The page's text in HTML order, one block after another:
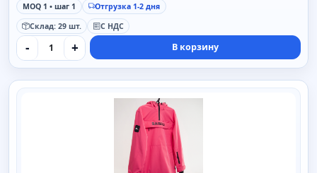
MOQ 1 • шаг 1
Отгрузка 1-2 дня
Склад: 29 шт.
С НДС
- + В корзину
SAIMAA